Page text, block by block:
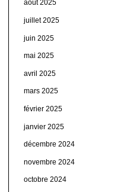
août 2025
juillet 2025
juin 2025
mai 2025
avril 2025
mars 2025
février 2025
janvier 2025
décembre 2024
novembre 2024
octobre 2024